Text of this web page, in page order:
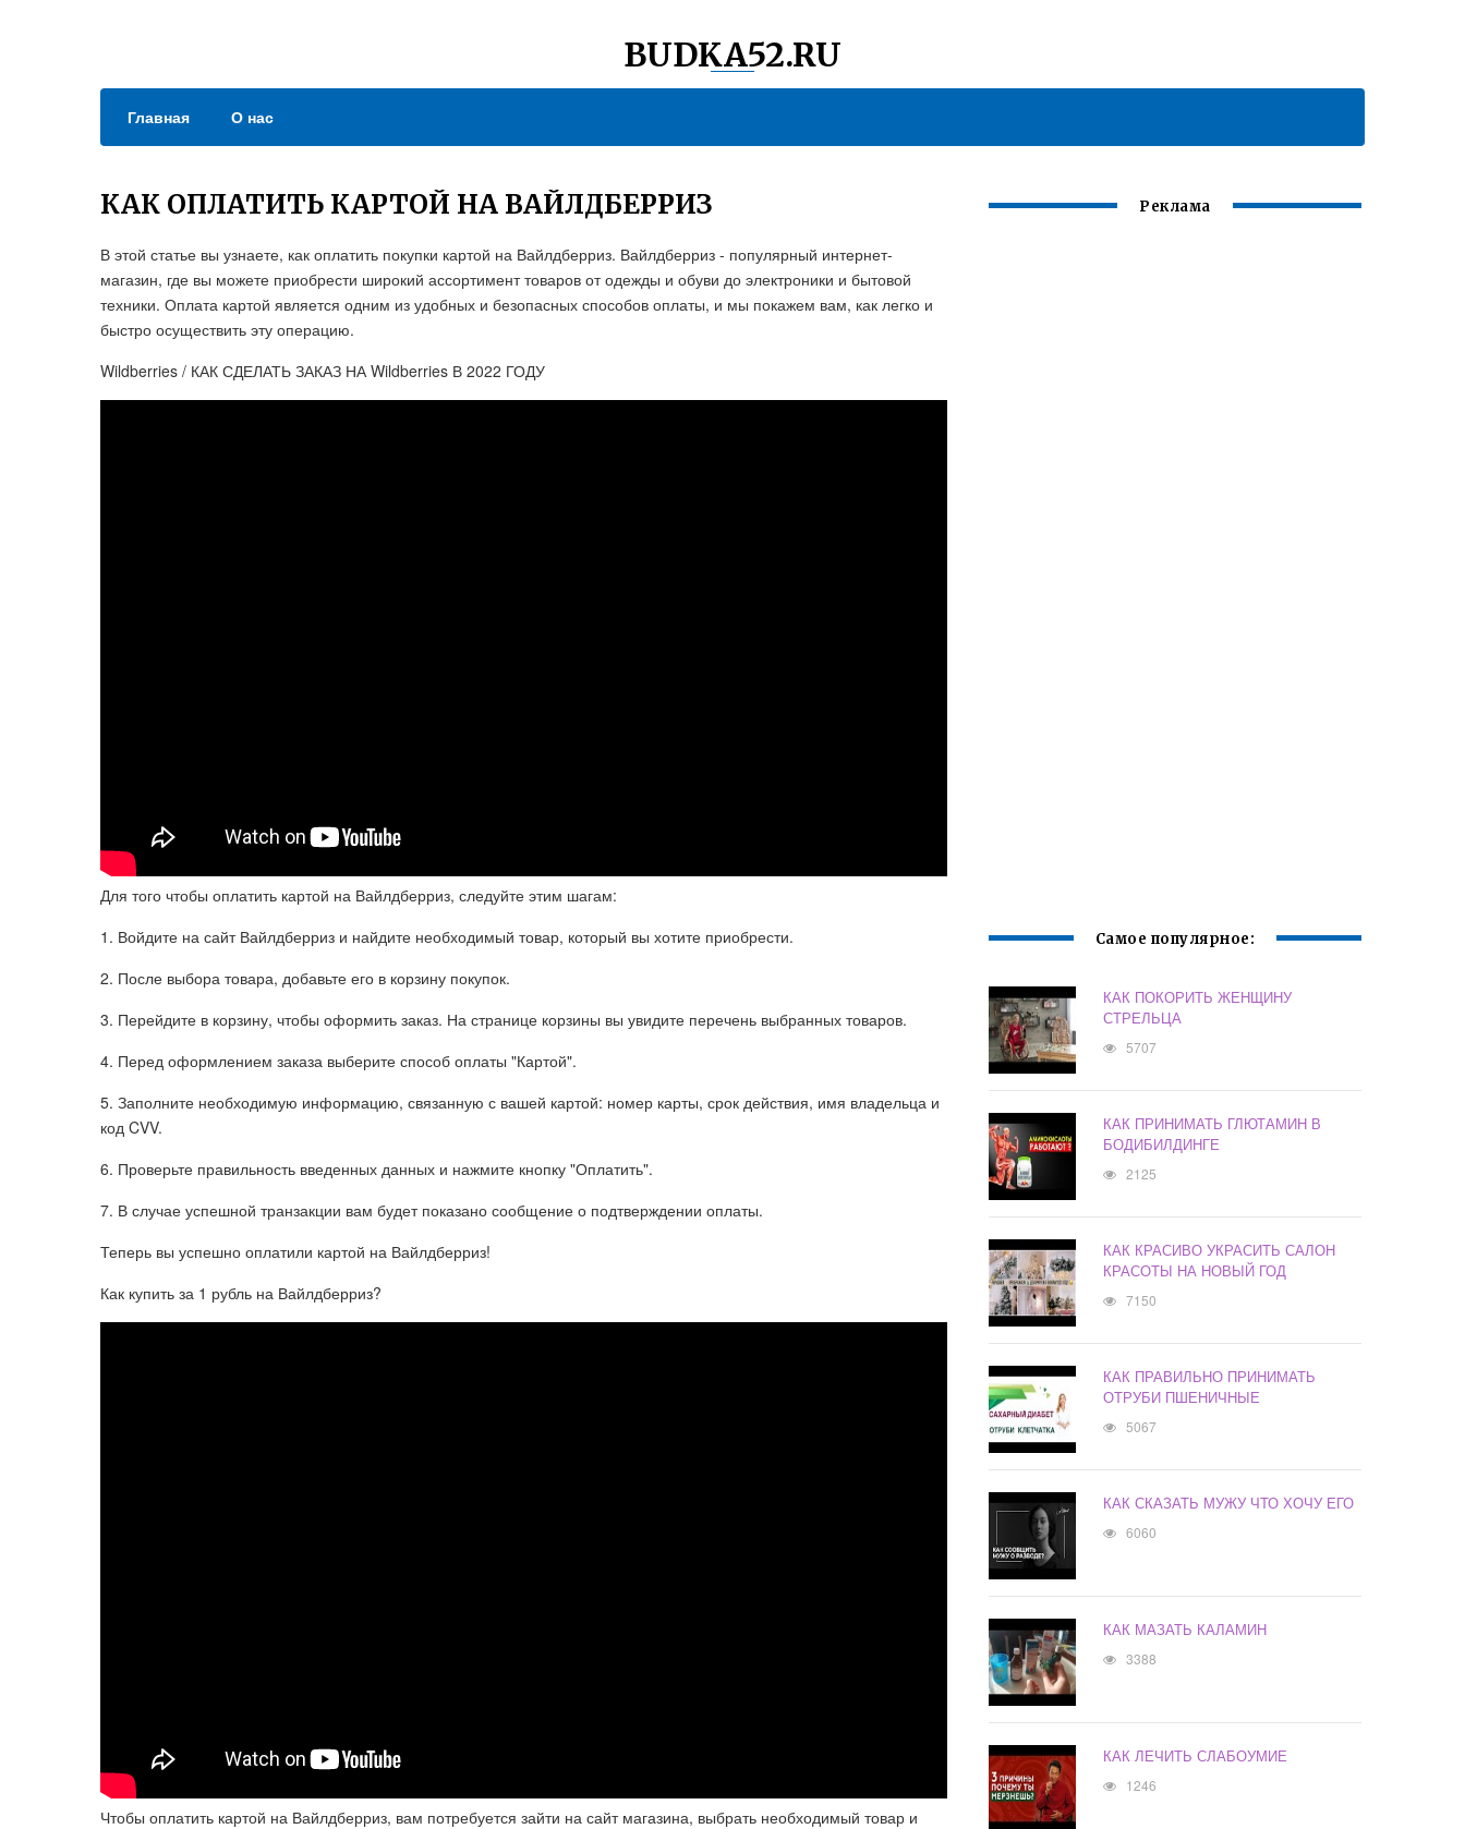
BUDKA52.RU
Главная О нас
КАК ОПЛАТИТЬ КАРТОЙ НА ВАЙЛДБЕРРИЗ
В этой статье вы узнаете, как оплатить покупки картой на Вайлдберриз. Вайлдберриз - популярный интернет-
магазин, где вы можете приобрести широкий ассортимент товаров от одежды и обуви до электроники и бытовой
техники. Оплата картой является одним из удобных и безопасных способов оплаты, и мы покажем вам, как легко и
быстро осуществить эту операцию.
Wildberries / КАК СДЕЛАТЬ ЗАКАЗ НА Wildberries В 2022 ГОДУ
Для того чтобы оплатить картой на Вайлдберриз, следуйте этим шагам:
1. Войдите на сайт Вайлдберриз и найдите необходимый товар, который вы хотите приобрести.
2. После выбора товара, добавьте его в корзину покупок.
3. Перейдите в корзину, чтобы оформить заказ. На странице корзины вы увидите перечень выбранных товаров.
4. Перед оформлением заказа выберите способ оплаты "Картой".
5. Заполните необходимую информацию, связанную с вашей картой: номер карты, срок действия, имя владельца и
код CVV.
6. Проверьте правильность введенных данных и нажмите кнопку "Оплатить".
7. В случае успешной транзакции вам будет показано сообщение о подтверждении оплаты.
Теперь вы успешно оплатили картой на Вайлдберриз!
Как купить за 1 рубль на Вайлдберриз?
Чтобы оплатить картой на Вайлдберриз, вам потребуется зайти на сайт магазина, выбрать необходимый товар и
Реклама
Самое популярное:
КАК ПОКОРИТЬ ЖЕНЩИНУ
СТРЕЛЬЦА
5707
КАК ПРИНИМАТЬ ГЛЮТАМИН В
БОДИБИЛДИНГЕ
2125
КАК КРАСИВО УКРАСИТЬ САЛОН
КРАСОТЫ НА НОВЫЙ ГОД
7150
КАК ПРАВИЛЬНО ПРИНИМАТЬ
ОТРУБИ ПШЕНИЧНЫЕ
5067
КАК СКАЗАТЬ МУЖУ ЧТО ХОЧУ ЕГО
6060
КАК МАЗАТЬ КАЛАМИН
3388
КАК ЛЕЧИТЬ СЛАБОУМИЕ
1246